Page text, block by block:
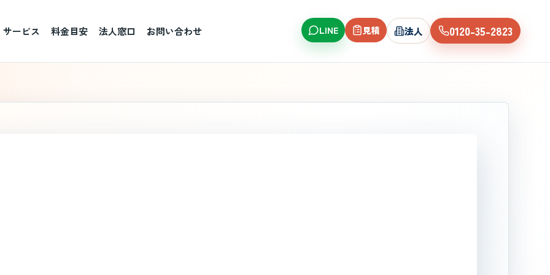
サービス 料金目安 法人窓口 お問い合わせ LINE 見積 法人 0120-35-2823